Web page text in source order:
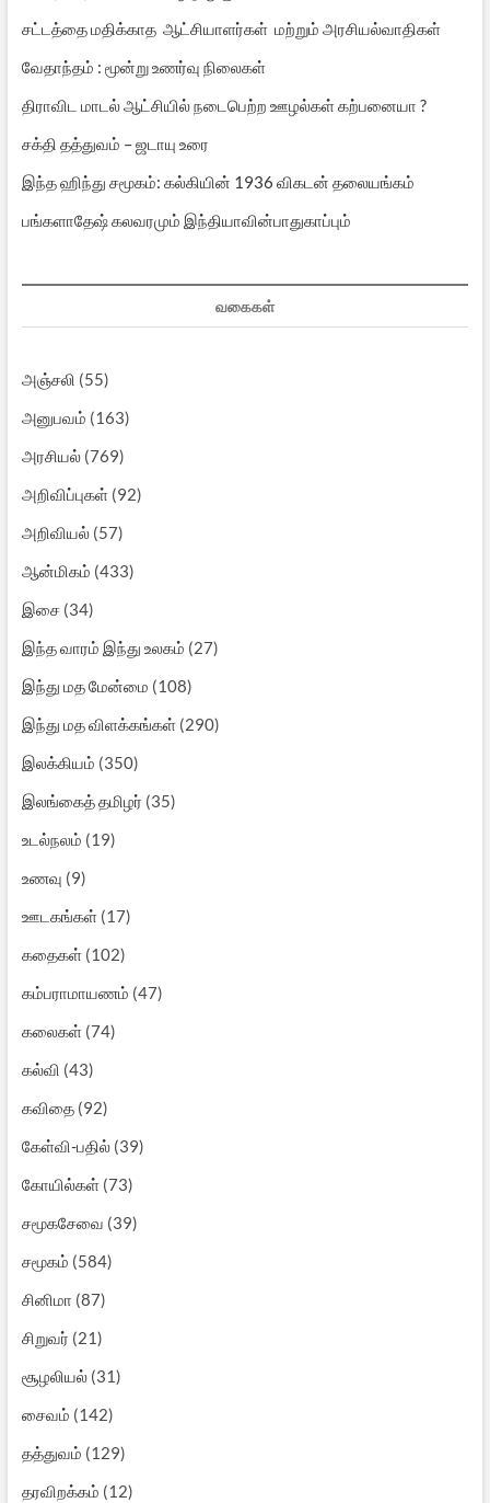
சட்டத்தை மதிக்காத ஆட்சியாளர்கள் மற்றும் அரசியல்வாதிகள்
வேதாந்தம் : மூன்று உணர்வு நிலைகள்
திராவிட மாடல் ஆட்சியில் நடைபெற்ற ஊழல்கள் கற்பனையா ?
சக்தி தத்துவம் – ஜடாயு உரை
இந்த ஹிந்து சமூகம்: கல்கியின் 1936 விகடன் தலையங்கம்
பங்களாதேஷ் கலவரமும் இந்தியாவின்பாதுகாப்பும்
வகைகள்
அஞ்சலி (55)
அனுபவம் (163)
அரசியல்(769)
அறிவிப்புகள்(92)
அறிவியல்(57)
ஆன்மிகம் (433)
இசை(34)
இந்த வாரம் இந்து உலகம் (27)
இந்து மத மேன்மை (108)
இந்து மத விளக்கங்கள்(290)
இலக்கியம் (350)
இலங்கைத் தமிழர் (35)
உடல்நலம் (19)
உணவு (9)
ஊடகங்கள்(17)
கதைகள்(102)
கம்பராமாயணம் (47)
கலைகள்(74)
கல்வி (43)
கவிதை(92)
கேள்வி-பதில்(39)
கோயில்கள்(73)
சமூகசேவை (39)
சமூகம் (584)
சினிமா (87)
சிறுவர் (21)
சூழலியல்(31)
சைவம் (142)
தத்துவம் (129)
தரவிறக்கம் (12)